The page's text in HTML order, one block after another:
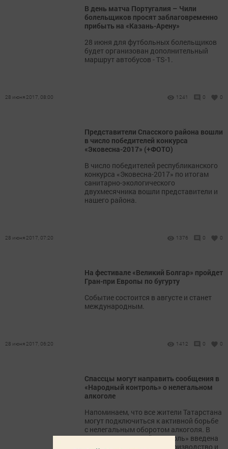
В день матча Португалия – Чили
болельщиков просят заблаговременно
прибыть на «Казань-Арену»
28 июня для футбольных болельщиков
будет организован дополнительный
маршрут автобусов - TS-1.
28 июня 2017, 08:00 1241 0 0
Представители Спасского района вошли
в число победителей конкурса
«Эковесна-2017» (+ФОТО)
В число победителей республиканского
конкурса «Эковесна-2017» по итогам
санитарно-экологического
двухмесячника вошли представители и
нашего района.
28 июня 2017, 07:20 1376 0 0
На фестивале «Великий Болгар» пройдет
Гран-при Европы по бугурту
Событие состоится в августе и станет
международным.
28 июня 2017, 06:20 1412 0 0
Спассцы могут направить сообщения в
«Народный контроль» о нелегальном
алкоголе
Напоминаем, что все жители Татарстана
могут подключиться к активной борьбе
с нелегальным оборотом алкоголя. В
системе «Народный контроль» введена
категория «Незаконное производство и